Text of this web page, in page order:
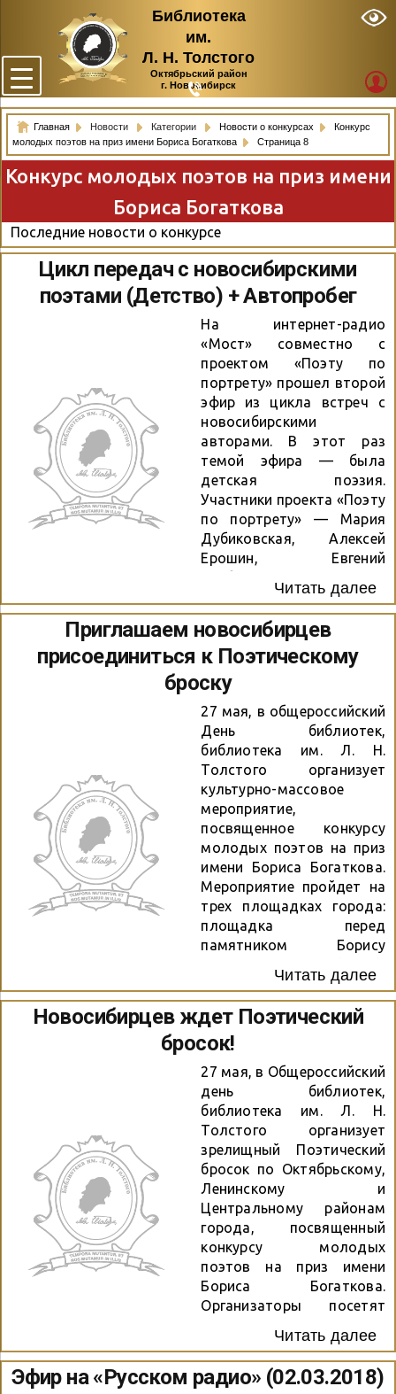
Библиотека
им.
Л. Н. Толстого
Октябрьский район
г. Новосибирск
Главная Новости Категории Новости о конкурсах
Конкурс
молодых поэтов на приз имени Бориса Богаткова
Страница 8
Конкурс молодых поэтов на приз имени
Бориса Богаткова
Последние новости о конкурсе
Цикл передач с новосибирскими
поэтами (Детство) + Автопробег
На интернет-радио
«Мост» совместно с
проектом «Поэту по
портрету» прошел второй
эфир из цикла встреч с
новосибирскими
авторами. В этот раз
темой эфира — была
детская поэзия.
Участники проекта «Поэту
по портрету» — Мария
Дубиковская, Алексей
Ерошин, Евгений
— Катерина Скабардина,
а также член клуба
молодых поэтов Бориса
Богаткова Елена
Рудакова — наполнили
встречу стихами. А
специалист нашей
библиотеки — Марина
Никифорова рассказала
детали грядущего
Поэтического броска.
Детали беседы ниже.
Читать далее
Приглашаем новосибирцев
присоединиться к Поэтическому
броску
27 мая, в общероссийский
День библиотек,
библиотека им. Л. Н.
Толстого организует
культурно-массовое
мероприятие,
посвященное конкурсу
молодых поэтов на приз
имени Бориса Богаткова.
Мероприятие пройдет на
трех площадках города:
площадка перед
памятником Борису
Монумент Славы (13:00) и
Центральный парк (15:00).
Подробности
Поэтического броска
рассказала специалист
библиотеки им. Л. Н.
Толстого — Никифорова
Марина в программе
«Оранжевое утро», а
участники конкурса
молодых поэтов —
Рослова Оксана и
Василевич Екатерина
прочитали свои
поэтические
произведения и
поговорили о тонкостях
написания стихов.
Читать далее
Новосибирцев ждет Поэтический
бросок!
27 мая, в Общероссийский
день библиотек,
библиотека им. Л. Н.
Толстого организует
зрелищный Поэтический
бросок по Октябрьскому,
Ленинскому и
Центральному районам
города, посвященный
конкурсу молодых
поэтов на приз имени
Бориса Богаткова.
Организаторы посетят
Богаткову (12:00),
Монумент Славы (14:00) и
Центральный парк (15:00).
Читать далее
Эфир на «Русском радио» (02.03.2018)